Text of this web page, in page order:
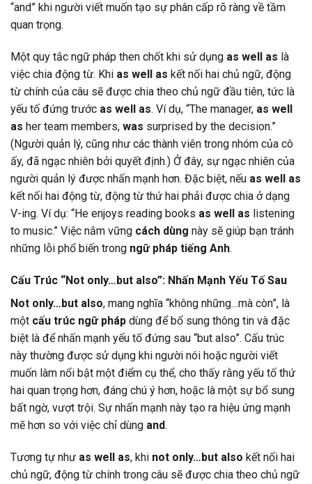
“and” khi người viết muốn tạo sự phân cấp rõ ràng về tầm
quan trọng.
Một quy tắc ngữ pháp then chốt khi sử dụng as well as là
việc chia động từ. Khi as well as kết nối hai chủ ngữ, động
từ chính của câu sẽ được chia theo chủ ngữ đầu tiên, tức là
yếu tố đứng trước as well as. Ví dụ, “The manager, as well
as her team members, was surprised by the decision.”
(Người quản lý, cũng như các thành viên trong nhóm của cô
ấy, đã ngạc nhiên bởi quyết định.) Ở đây, sự ngạc nhiên của
người quản lý được nhấn mạnh hơn. Đặc biệt, nếu as well as
kết nối hai động từ, động từ thứ hai phải được chia ở dạng
V-ing. Ví dụ: “He enjoys reading books as well as listening
to music.” Việc nắm vững cách dùng này sẽ giúp bạn tránh
những lỗi phổ biến trong ngữ pháp tiếng Anh.
Cấu Trúc “Not only…but also”: Nhấn Mạnh Yếu Tố Sau
Not only…but also, mang nghĩa “không những…mà còn”, là
một cấu trúc ngữ pháp dùng để bổ sung thông tin và đặc
biệt là để nhấn mạnh yếu tố đứng sau “but also”. Cấu trúc
này thường được sử dụng khi người nói hoặc người viết
muốn làm nổi bật một điểm cụ thể, cho thấy rằng yếu tố thứ
hai quan trọng hơn, đáng chú ý hơn, hoặc là một sự bổ sung
bất ngờ, vượt trội. Sự nhấn mạnh này tạo ra hiệu ứng mạnh
mẽ hơn so với việc chỉ dùng and.
Tương tự như as well as, khi not only…but also kết nối hai
chủ ngữ, động từ chính trong câu sẽ được chia theo chủ ngữ